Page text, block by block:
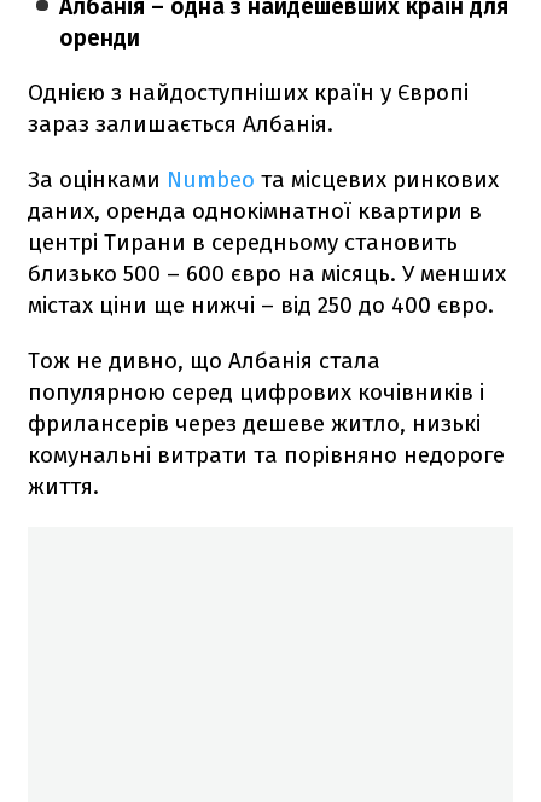
Албанія – одна з найдешевших країн для
оренди
Однією з найдоступніших країн у Європі
зараз залишається Албанія.
За оцінками Numbeo та місцевих ринкових
даних, оренда однокімнатної квартири в
центрі Тирани в середньому становить
близько 500 – 600 євро на місяць. У менших
містах ціни ще нижчі – від 250 до 400 євро.
Тож не дивно, що Албанія стала
популярною серед цифрових кочівників і
фрилансерів через дешеве житло, низькі
комунальні витрати та порівняно недороге
життя.